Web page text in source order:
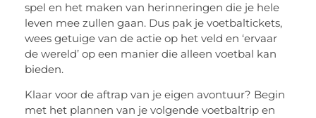
spel en het maken van herinneringen die je hele
leven mee zullen gaan. Dus pak je voetbaltickets,
wees getuige van de actie op het veld en ‘ervaar
de wereld’ op een manier die alleen voetbal kan
bieden.
Klaar voor de aftrap van je eigen avontuur? Begin
met het plannen van je volgende voetbaltrip en